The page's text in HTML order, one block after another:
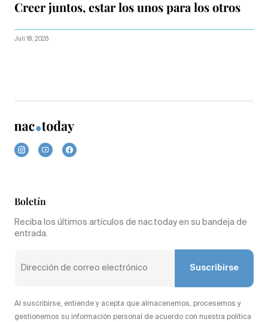
Creer juntos, estar los unos para los otros
Juli 18, 2026
Boletín
Reciba los últimos artículos de nac.today en su bandeja de
entrada.
Suscribirse
Al suscribirse, entiende y acepta que almacenemos, procesemos y
gestionemos su información personal de acuerdo con nuestra política